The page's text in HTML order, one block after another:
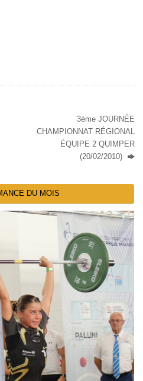
3ème JOURNÉE
CHAMPIONNAT RÉGIONAL
ÉQUIPE 2 QUIMPER
(20/02/2010)
DU MOIS